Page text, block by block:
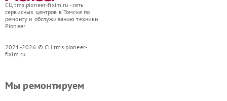
СЦ tms.pioneer-fixim.ru - сеть
сервисных центров в Томске по
ремонту и обслуживанию техники
Pioneer
2021-2026 © СЦ tms.pioneer-
fixim.ru
Мы ремонтируем